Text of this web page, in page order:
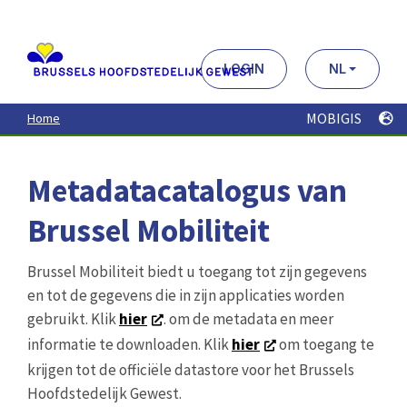
contenu
principal
LOGIN NL
Home MOBIGIS
Metadatacatalogus van
Brussel Mobiliteit
Brussel Mobiliteit biedt u toegang tot zijn gegevens
en tot de gegevens die in zijn applicaties worden
gebruikt. Klikhier
. om de metadata en meer
informatie te downloaden. Klikhier
om toegang te
krijgen tot de officiële datastore voor het Brussels
Hoofdstedelijk Gewest.